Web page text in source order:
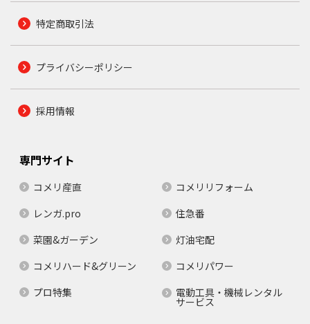
特定商取引法
プライバシーポリシー
採用情報
専門サイト
コメリ産直
コメリリフォーム
レンガ.pro
住急番
菜園&ガーデン
灯油宅配
コメリハード&グリーン
コメリパワー
プロ特集
電動工具・機械レンタル
サービス